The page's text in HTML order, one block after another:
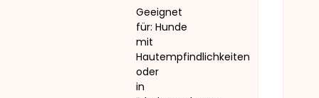
Geeignet
für: Hunde
mit
Hautempfindlichkeiten
oder
in